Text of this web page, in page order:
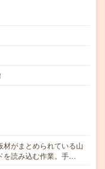
がまとめられている山
を読み込む作業。手…